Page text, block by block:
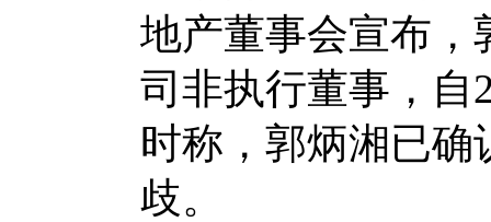
地产董事会宣布，
司非执行董事，自
时称，郭炳湘已
歧。